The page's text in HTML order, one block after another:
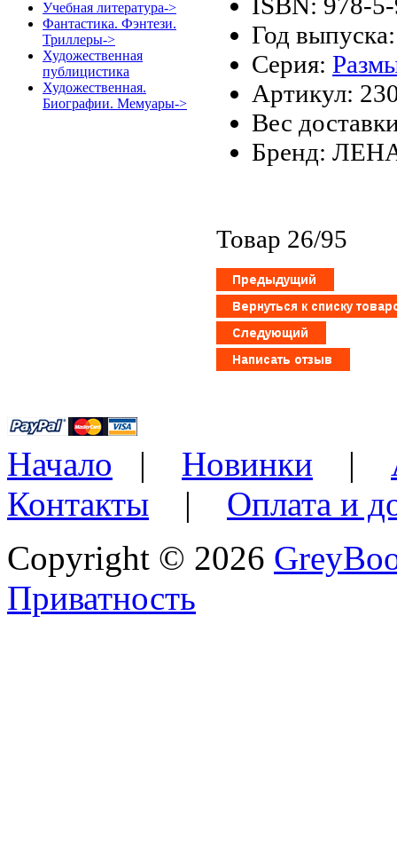
Учебная литература->
Фантастика. Фэнтези.
Триллеры->
Художественная
публицистика
Художественная.
Биографии. Мемуары->
Год
Серия:
Артикул:
Вес
Бренд:
Товар 26/95
Начало | Новинки |
Контакты | Оплата и
Copyright © 2026
Приватность